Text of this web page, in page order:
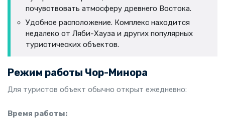
почувствовать атмосферу древнего Востока.
Удобное расположение. Комплекс находится
недалеко от Ляби-Хауза и других популярных
туристических объектов.
Режим работы Чор-Минора
Для туристов объект обычно открыт ежедневно:
Время работы: